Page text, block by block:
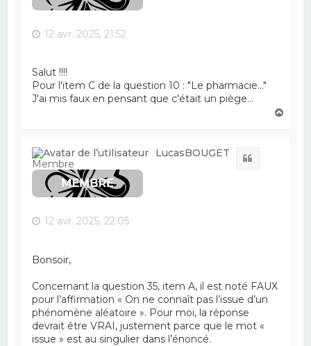
12 avr. 2025, 21:52
Salut !!!!
Pour l'item C de la question 10 : "Le pharmacie..."
J'ai mis faux en pensant que c'était un piège...
LucasBOUGET
Membre
12 avr. 2025, 22:05
Bonsoir,
Concernant la question 35, item A, il est noté FAUX
pour l’affirmation « On ne connaît pas l’issue d’un
phénomène aléatoire ». Pour moi, la réponse
devrait être VRAI, justement parce que le mot «
issue » est au singulier dans l’énoncé.